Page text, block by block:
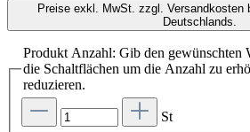
Preise exkl. MwSt. zzgl. Versandkosten
Deutschlands.
Produkt Anzahl: Gib den gewünschten
die Schaltflächen um die Anzahl zu
reduzieren.
St